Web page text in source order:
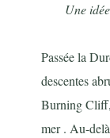
Une
Passée la
descentes
Burning Cliff,
mer . Au-